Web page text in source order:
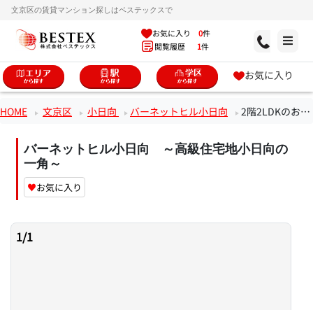
文京区の賃貸マンション探しはベステックスで
お気に入り 0件
閲覧履歴 1件
お気に入り
HOME 文京区 小日向 バーネットヒル小日向 2階2LDKのお部屋
バーネットヒル小日向 ～高級住宅地小日向の
一角～
♥お気に入り
1/1